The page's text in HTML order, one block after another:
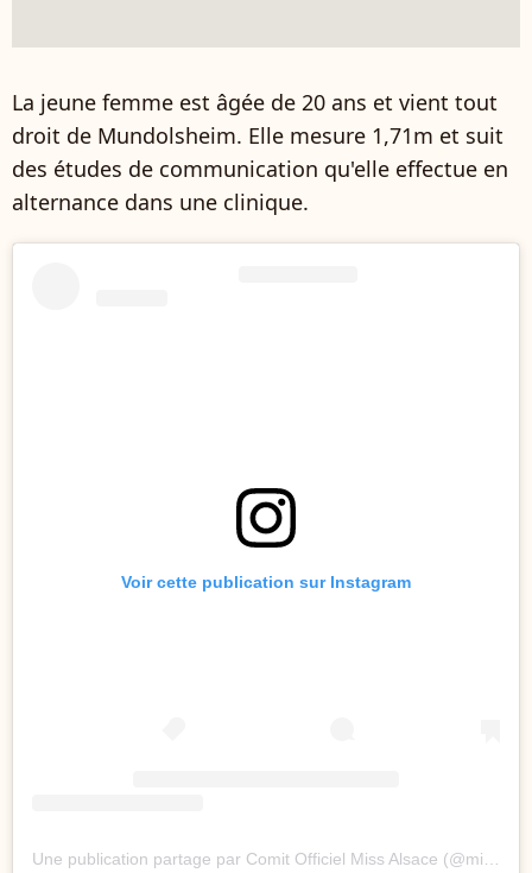
La jeune femme est âgée de 20 ans et vient tout
droit de Mundolsheim. Elle mesure 1,71m et suit
des études de communication qu'elle effectue en
alternance dans une clinique.
Voir cette publication sur Instagram